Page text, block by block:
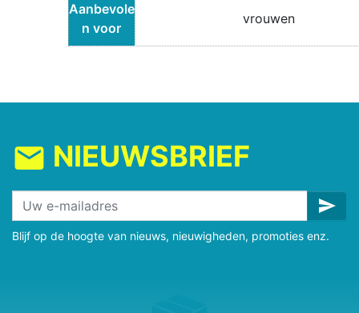
Aanbevole
n voor
vrouwen
mail NIEUWSBRIEF
send
Blijf op de hoogte van nieuws, nieuwigheden, promoties enz.